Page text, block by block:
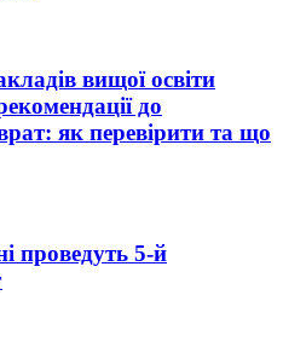
вищої освіти
до
як перевірити та що
проведуть 5-й